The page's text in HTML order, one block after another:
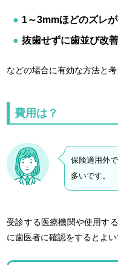
1～3mmほどのズレ
抜歯せずに歯並び改
などの場合に有効な方法と考
費用は？
保険適用外
多いです。
受診する医療機関や使用す
に歯医者に確認をするとよい